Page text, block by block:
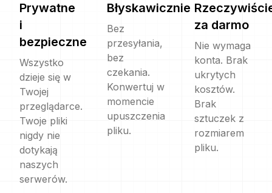
Prywatne
i
bezpieczne
Wszystko
dzieje się w
Twojej
przeglądarce.
Twoje pliki
nigdy nie
dotykają
naszych
serwerów.
Błyskawicznie
Bez
przesyłania,
bez
czekania.
Konwertuj w
momencie
upuszczenia
pliku.
za darmo
Nie wymaga
konta. Brak
ukrytych
kosztów.
Brak
sztuczek z
rozmiarem
pliku.